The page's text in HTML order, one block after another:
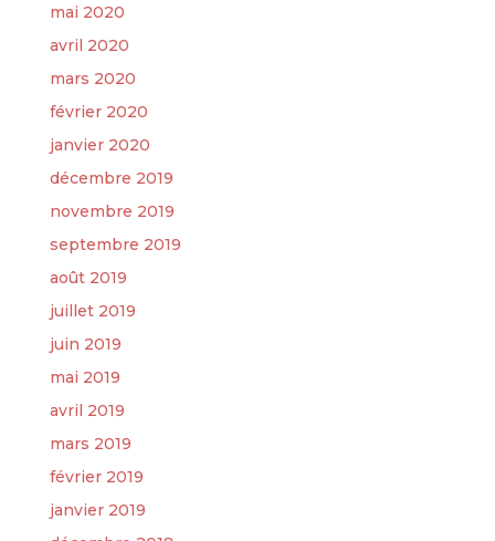
mai 2020
avril 2020
mars 2020
février 2020
janvier 2020
décembre 2019
novembre 2019
septembre 2019
août 2019
juillet 2019
juin 2019
mai 2019
avril 2019
mars 2019
février 2019
janvier 2019